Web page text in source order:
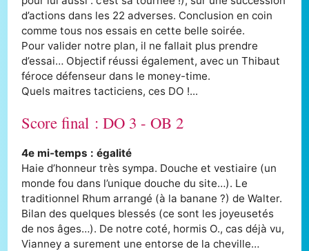
d’actions dans les 22 adverses. Conclusion en coin
comme tous nos essais en cette belle soirée.
Pour valider notre plan, il ne fallait plus prendre
d’essai… Objectif réussi également, avec un Thibaut
féroce défenseur dans le money-time.
Quels maitres tacticiens, ces DO !...
Score final : DO 3 - OB 2
4e mi-temps : égalité
Haie d’honneur très sympa. Douche et vestiaire (un
monde fou dans l’unique douche du site…). Le
traditionnel Rhum arrangé (à la banane ?) de Walter.
Bilan des quelques blessés (ce sont les joyeusetés
de nos âges…). De notre coté, hormis O., cas déjà vu,
Vianney a surement une entorse de la cheville…